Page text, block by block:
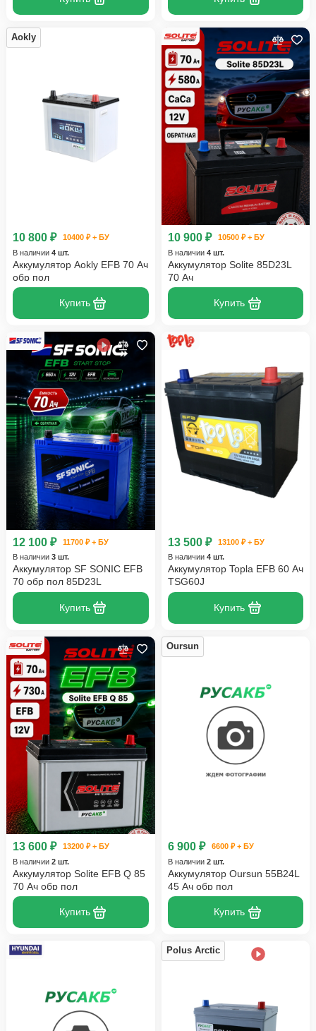
Aokly
10 800 ₽
10400 ₽ + БУ
В наличии 4 шт.
Аккумулятор Aokly EFB 70 Ач
обр пол
Купить
10 900 ₽
10500 ₽ + БУ
В наличии 4 шт.
Аккумулятор Solite 85D23L
70 Ач
Купить
12 100 ₽
11700 ₽ + БУ
В наличии 3 шт.
Аккумулятор SF SONIC EFB
70 обр пол 85D23L
Купить
13 500 ₽
13100 ₽ + БУ
В наличии 4 шт.
Аккумулятор Topla EFB 60 Ач
TSG60J
Купить
13 600 ₽
13200 ₽ + БУ
В наличии 2 шт.
Аккумулятор Solite EFB Q 85
70 Ач обр пол
Купить
Oursun
6 900 ₽
6600 ₽ + БУ
В наличии 2 шт.
Аккумулятор Oursun 55B24L
45 Ач обр пол
Купить
Polus Arctic